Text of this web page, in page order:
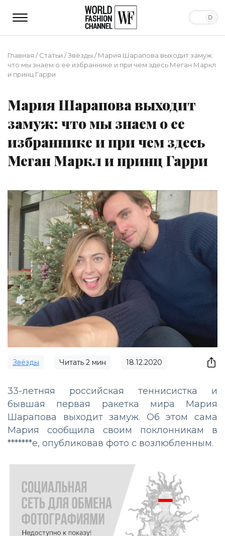
Главная /Статьи /Звёзды /Мария Шарапова выходит замуж:
что мы знаем о ее избраннике и при чем здесь Меган Маркл
и принц Гарри
Мария Шарапова выходит
замуж: что мы знаем о ее
избраннике и при чем здесь
Меган Маркл и принц Гарри
Звёзды Читать 2 мин 18.12.2020
33-летняя российская теннисистка и
бывшая первая ракетка мира Мария
Шарапова выходит замуж. Об этом сама
Мария сообщила своим поклонникам в
*******е, опубликовав фото с возлюбленным.